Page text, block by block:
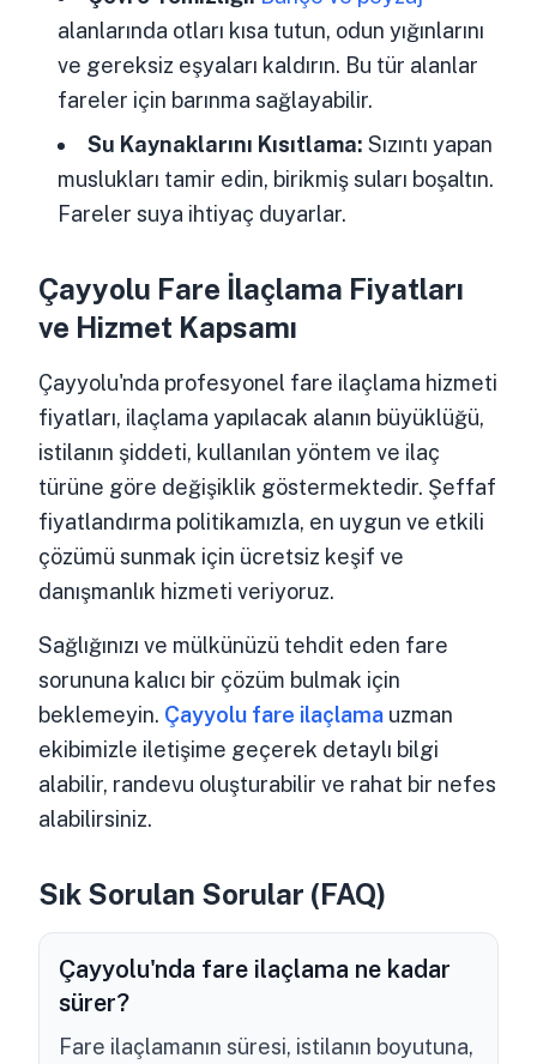
alanlarında otları kısa tutun, odun yığınlarını
ve gereksiz eşyaları kaldırın. Bu tür alanlar
fareler için barınma sağlayabilir.
Su Kaynaklarını Kısıtlama: Sızıntı yapan
muslukları tamir edin, birikmiş suları boşaltın.
Fareler suya ihtiyaç duyarlar.
Çayyolu Fare İlaçlama Fiyatları
ve Hizmet Kapsamı
Çayyolu'nda profesyonel fare ilaçlama hizmeti
fiyatları, ilaçlama yapılacak alanın büyüklüğü,
istilanın şiddeti, kullanılan yöntem ve ilaç
türüne göre değişiklik göstermektedir. Şeffaf
fiyatlandırma politikamızla, en uygun ve etkili
çözümü sunmak için ücretsiz keşif ve
danışmanlık hizmeti veriyoruz.
Sağlığınızı ve mülkünüzü tehdit eden fare
sorununa kalıcı bir çözüm bulmak için
beklemeyin. Çayyolu fare ilaçlama uzman
ekibimizle iletişime geçerek detaylı bilgi
alabilir, randevu oluşturabilir ve rahat bir nefes
alabilirsiniz.
Sık Sorulan Sorular (FAQ)
Çayyolu'nda fare ilaçlama ne kadar
sürer?
Fare ilaçlamanın süresi, istilanın boyutuna,